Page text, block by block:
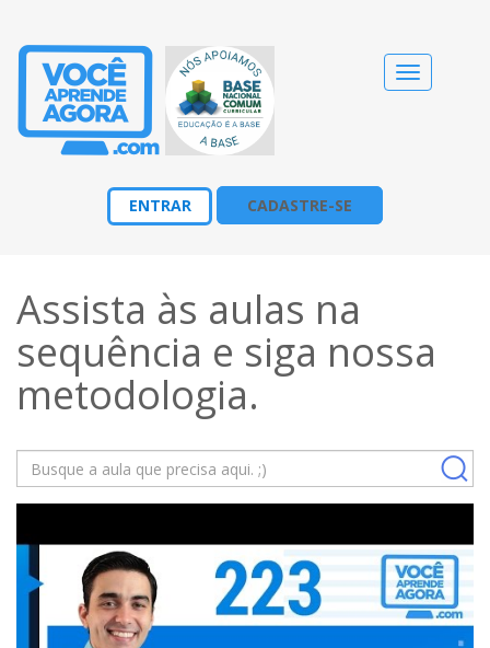
Alternar
navegação
ENTRAR CADASTRE-SE
Assista às aulas na
sequência e siga nossa
metodologia.